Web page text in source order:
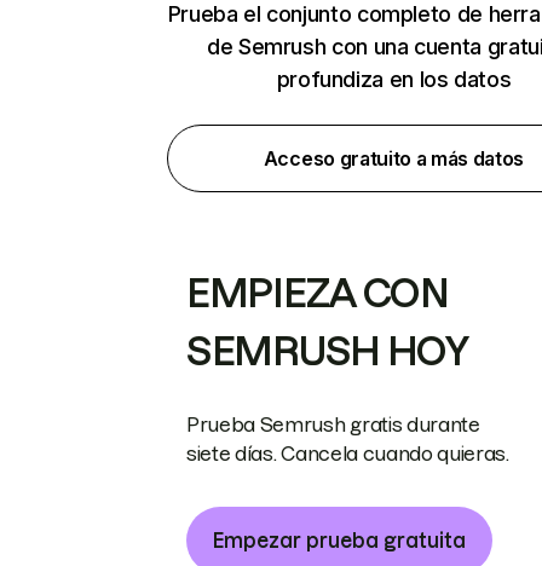
Prueba el conjunto completo de
de Semrush con una cuenta
profundiza en los datos
Acceso gratuito a más datos
EMPIEZA CON
SEMRUSH HOY
Prueba Semrush gratis durante
siete días. Cancela cuando quieras.
Empezar prueba gratuita